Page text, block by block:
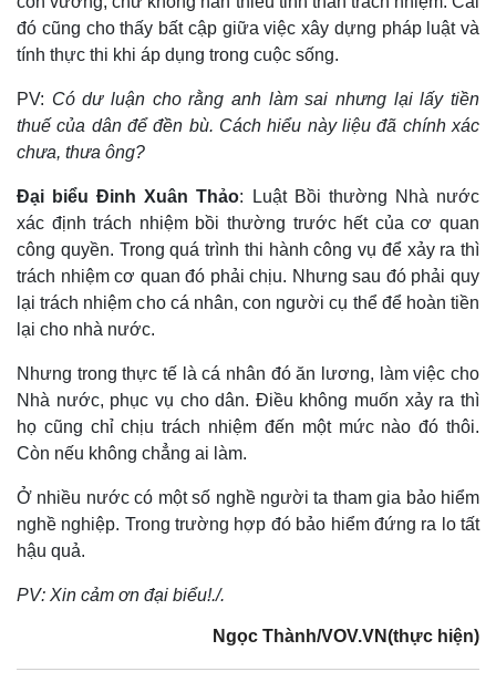
đó cũng cho thấy bất cập giữa việc xây dựng pháp luật và
tính thực thi khi áp dụng trong cuộc sống.
PV: Có dư luận cho rằng anh làm sai nhưng lại lấy tiền
thuế của dân để đền bù. Cách hiểu này liệu đã chính xác
chưa, thưa ông?
Đại biểu Đinh Xuân Thảo: Luật Bồi thường Nhà nước
xác định trách nhiệm bồi thường trước hết của cơ quan
công quyền. Trong quá trình thi hành công vụ để xảy ra thì
trách nhiệm cơ quan đó phải chịu. Nhưng sau đó phải quy
lại trách nhiệm cho cá nhân, con người cụ thể để hoàn tiền
lại cho nhà nước.
Nhưng trong thực tế là cá nhân đó ăn lương, làm việc cho
Nhà nước, phục vụ cho dân. Điều không muốn xảy ra thì
họ cũng chỉ chịu trách nhiệm đến một mức nào đó thôi.
Còn nếu không chẳng ai làm.
Ở nhiều nước có một số nghề người ta tham gia bảo hiểm
nghề nghiệp. Trong trường hợp đó bảo hiểm đứng ra lo tất
hậu quả.
PV: Xin cảm ơn đại biểu!./.
Ngọc Thành/VOV.VN(thực hiện)